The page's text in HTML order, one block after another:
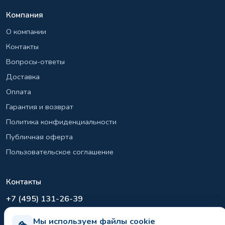
Мы используем файлы cookie
Компания
О компании
Контакты
Вопросы-ответы
Доставка
Оплата
Гарантия и возврат
Политика конфиденциальности
Публичная оферта
Пользовательское соглашение
Контакты
+7 (495) 131-26-39